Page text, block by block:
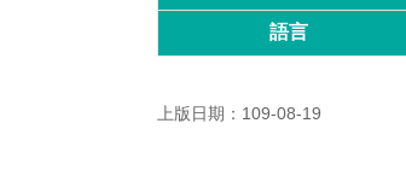
語言
上版日期：109-08-19